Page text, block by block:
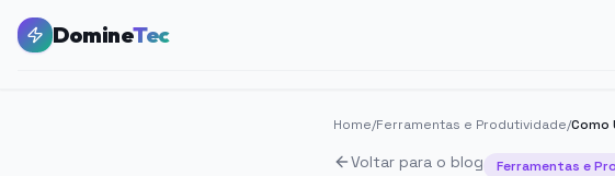
DomineTec
Home/Ferramentas e Produtividade/
Voltar para o blog Ferramentas e